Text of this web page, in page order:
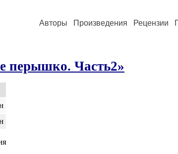
Авторы Произведения Рецензии
перышко. Часть2»